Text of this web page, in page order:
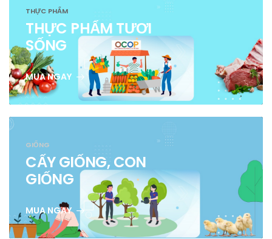
THỰC PHẨM
THỰC PHẨM TƯƠI
SỐNG
MUA NGAY
GIỐNG
CẤY GIỐNG, CON
GIỐNG
MUA NGAY